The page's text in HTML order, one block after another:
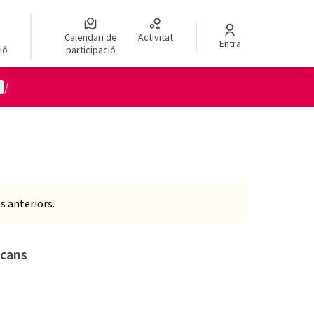
Choose language
Calendari de
participació
Activitat Entra
d'usuari
/
anteriors.